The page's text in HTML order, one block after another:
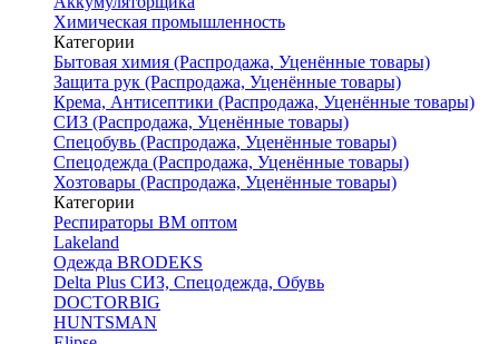
Химическая промышленность
Категории
Бытовая химия (Распродажа, Уценённые товары)
Защита рук (Распродажа, Уценённые товары)
Крема, Антисептики (Распродажа, Уценённые товары)
СИЗ (Распродажа, Уценённые товары)
Спецобувь (Распродажа, Уценённые товары)
Спецодежда (Распродажа, Уценённые товары)
Хозтовары (Распродажа, Уценённые товары)
Категории
Респираторы ВМ оптом
Lakeland
Одежда BRODEKS
Delta Plus СИЗ, Спецодежда, Обувь
DOCTORBIG
HUNTSMAN